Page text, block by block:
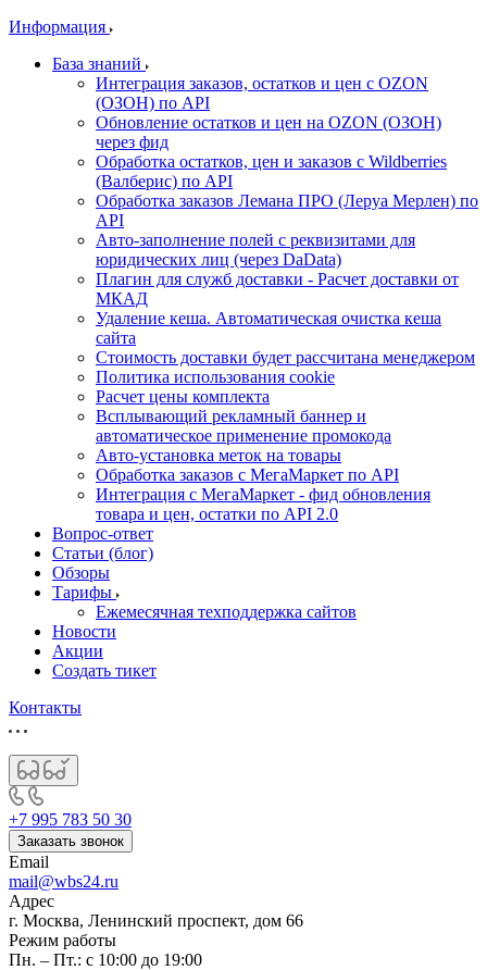
Информация
База знаний
Интеграция заказов, остатков и цен с OZON
(ОЗОН) по API
Обновление остатков и цен на OZON (ОЗОН)
через фид
Обработка остатков, цен и заказов с Wildberries
(Валберис) по API
Обработка заказов Лемана ПРО (Леруа Мерлен) по
API
Авто-заполнение полей с реквизитами для
юридических лиц (через DaData)
Плагин для служб доставки - Расчет доставки от
МКАД
Удаление кеша. Автоматическая очистка кеша
сайта
Стоимость доставки будет рассчитана менеджером
Политика использования cookie
Расчет цены комплекта
Всплывающий рекламный баннер и
автоматическое применение промокода
Авто-установка меток на товары
Обработка заказов с МегаМаркет по API
Интеграция с МегаМаркет - фид обновления
товара и цен, остатки по API 2.0
Вопрос-ответ
Статьи (блог)
Обзоры
Тарифы
Ежемесячная техподдержка сайтов
Новости
Акции
Создать тикет
Контакты
+7 995 783 50 30
Заказать звонок
Email
mail@wbs24.ru
Адрес
г. Москва, Ленинский проспект, дом 66
Режим работы
Пн. – Пт.: с 10:00 до 19:00